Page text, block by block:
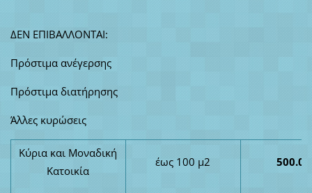
ΔΕΝ ΕΠΙΒΑΛΛΟΝΤΑΙ:
Πρόστιμα ανέγερσης
Πρόστιμα διατήρησης
Άλλες κυρώσεις
Κύρια και Μοναδική
Κατοικία
έως 100 μ2